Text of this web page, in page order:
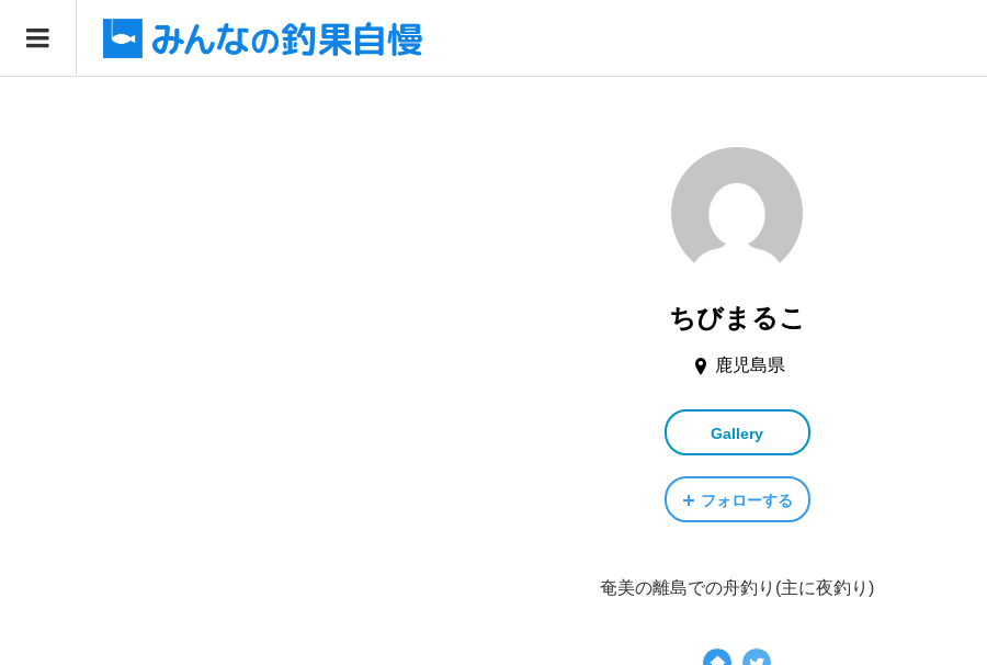
ちびまるこ
鹿児島県
Gallery
フォローする
奄美の離島での舟釣り(主に夜釣り)